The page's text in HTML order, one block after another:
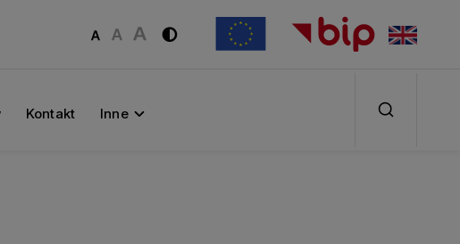
Kontakt Inne